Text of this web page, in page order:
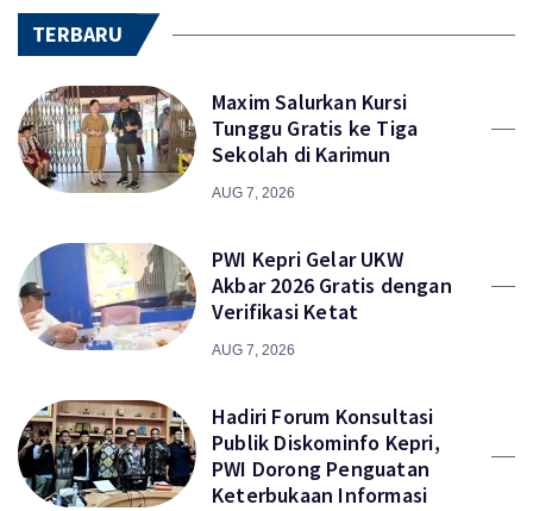
TERBARU
Maxim Salurkan Kursi
Tunggu Gratis ke Tiga
Sekolah di Karimun
AUG 7, 2026
PWI Kepri Gelar UKW
Akbar 2026 Gratis dengan
Verifikasi Ketat
AUG 7, 2026
Hadiri Forum Konsultasi
Publik Diskominfo Kepri,
PWI Dorong Penguatan
Keterbukaan Informasi